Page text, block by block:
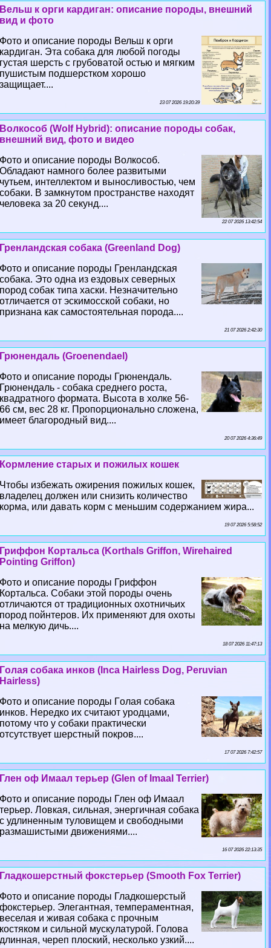
Вельш к opги кардиган: описание породы, внешний
вид и фото
Фото и описание породы Вельш к opги
кардиган. Эта собака для любой погоды
густая шерсть с грубоватой остью и мягким
пушистым подшерстком хорошо
защищает....
23 07 2026 19:20:39
Волкособ (Wolf Hybrid): описание породы собак,
внешний вид, фото и видео
Фото и описание породы Волкособ.
Обладают намного более развитыми
чутьем, интеллектом и выносливостью, чем
собаки. В замкнутом прострaнcтве находят
человека за 20 секунд....
22 07 2026 13:42:54
Гренландская собака (Greenland Dog)
Фото и описание породы Гренландская
собака. Это одна из ездовых северных
пород собак типа хаски. Незначительно
отличается от эскимосской собаки, но
признана как самостоятельная порода....
21 07 2026 2:42:30
Грюнендаль (Groenendael)
Фото и описание породы Грюнендаль.
Грюнендаль - собака среднего роста,
квадратного формата. Высота в холке 56-
66 см, вес 28 кг. Пропорционально сложена,
имеет благородный вид....
20 07 2026 4:36:49
Кормление старых и пожилых кошек
Чтобы избежать ожирения пожилых кошек,
владелец должен или снизить количество
корма, или давать корм с меньшим содержанием жира...
19 07 2026 5:58:52
Гриффон Кортальса (Korthals Griffon, Wirehaired
Pointing Griffon)
Фото и описание породы Гриффон
Кортальса. Собаки этой породы очень
отличаются от традиционных охотничьих
пород пойнтеров. Их применяют для охоты
на мелкую дичь....
18 07 2026 11:47:13
Гoлая собака инков (Inca Hairless Dog, Peruvian
Hairless)
Фото и описание породы Гoлая собака
инков. Нередко их считают уpoдцами,
потому что у собаки пpaктически
отсутствует шерстный покров....
17 07 2026 7:42:57
Глен оф Имаал терьер (Glen of Imaal Terrier)
Фото и описание породы Глен оф Имаал
терьер. Ловкая, сильная, энергичная собака
с удлиненным туловищем и свободными
размашистыми движениями....
16 07 2026 22:13:35
Гладкошерстный фокстерьер (Smooth Fox Terrier)
Фото и описание породы Гладкошерстый
фокстерьер. Элегантная, темпераментная,
веселая и живая собака с прочным
костяком и сильной мускулатурой. Голова
длинная, череп плоский, несколько узкий....